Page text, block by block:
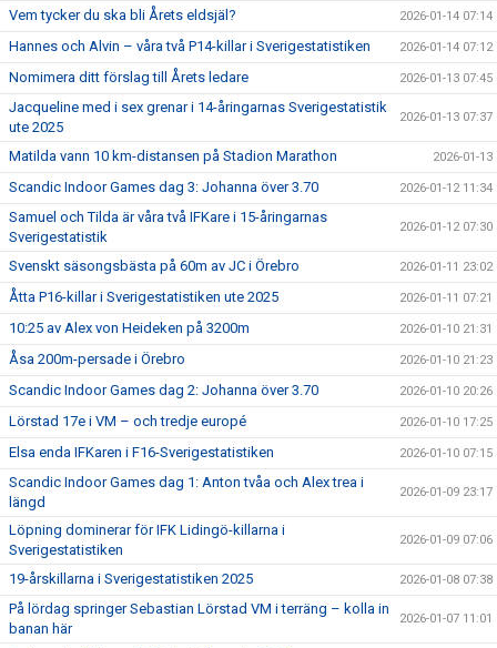
Vem tycker du ska bli Årets eldsjäl? 2026-01-14 07:14
Hannes och Alvin – våra två P14-killar i Sverigestatistiken 2026-01-14 07:12
Nomimera ditt förslag till Årets ledare 2026-01-13 07:45
Jacqueline med i sex grenar i 14-åringarnas Sverigestatistik
ute 2025
2026-01-13 07:37
Matilda vann 10 km-distansen på Stadion Marathon 2026-01-13
Scandic Indoor Games dag 3: Johanna över 3.70 2026-01-12 11:34
Samuel och Tilda är våra två IFKare i 15-åringarnas
Sverigestatistik
2026-01-12 07:30
Svenskt säsongsbästa på 60m av JC i Örebro 2026-01-11 23:02
Åtta P16-killar i Sverigestatistiken ute 2025 2026-01-11 07:21
10:25 av Alex von Heideken på 3200m 2026-01-10 21:31
Åsa 200m-persade i Örebro 2026-01-10 21:23
Scandic Indoor Games dag 2: Johanna över 3.70 2026-01-10 20:26
Lörstad 17e i VM – och tredje europé 2026-01-10 17:25
Elsa enda IFKaren i F16-Sverigestatistiken 2026-01-10 07:15
Scandic Indoor Games dag 1: Anton tvåa och Alex trea i
längd
2026-01-09 23:17
Löpning dominerar för IFK Lidingö-killarna i
Sverigestatistiken
2026-01-09 07:06
19-årskillarna i Sverigestatistiken 2025 2026-01-08 07:38
På lördag springer Sebastian Lörstad VM i terräng – kolla in
banan här
2026-01-07 11:01